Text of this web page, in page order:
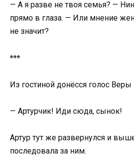
— А я разве не твоя семья? —
прямо в глаза. — Или мнение
не значит?
***
Из гостиной донёсся голос
— Артурчик! Иди сюда, сынок!
Артур тут же развернулся и
последовала за ним.